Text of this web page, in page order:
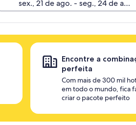
Encontre a
perfeita
Com mais de 300 mil
em todo o mundo, fica
criar o pacote perfeito